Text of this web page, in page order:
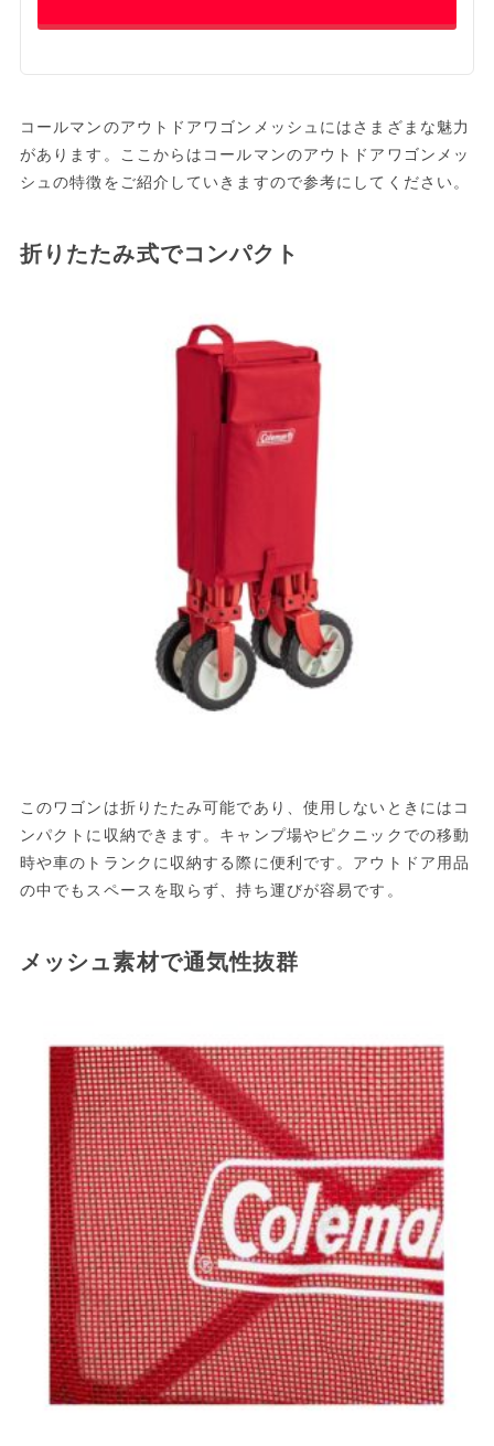
コールマンのアウトドアワゴンメッシュにはさまざまな魅力
があります。ここからはコールマンのアウトドアワゴンメッ
シュの特徴をご紹介していきますので参考にしてください。
折りたたみ式でコンパクト
このワゴンは折りたたみ可能であり、使用しないときにはコ
ンパクトに収納できます。キャンプ場やピクニックでの移動
時や車のトランクに収納する際に便利です。アウトドア用品
の中でもスペースを取らず、持ち運びが容易です。
メッシュ素材で通気性抜群